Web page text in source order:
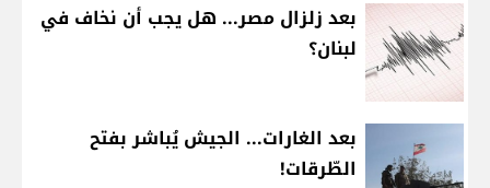
بعد زلزال مصر... هل يجب أن نخاف في
لبنان؟
بعد الغارات... الجيش يُباشر بفتح
الطّرقات!